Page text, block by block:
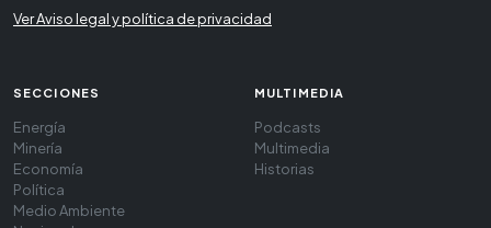
Ver Aviso legal y política de privacidad
SECCIONES
Energía
Minería
Economía
Política
Medio Ambiente
MULTIMEDIA
Podcasts
Multimedia
Historias